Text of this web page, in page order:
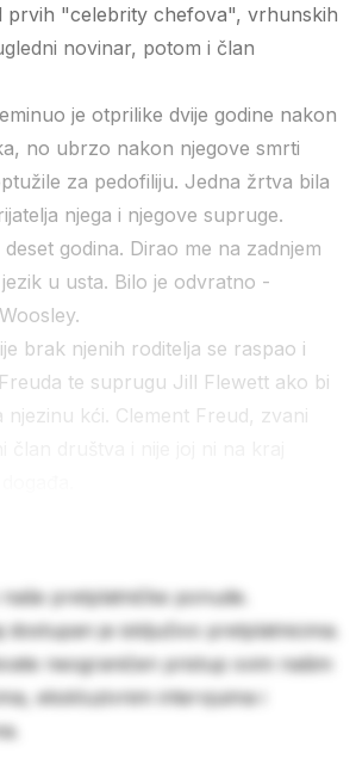
prvih "celebrity chefova", vrhunskih
novinar, potom i član
je otprilike dvije godine nakon
no ubrzo nakon njegove smrti
za pedofiliju. Jedna žrtva bila
njega i njegove supruge.
godina. Dirao me na zadnjem
u usta. Bilo je odvratno -
brak njenih roditelja se raspao i
te suprugu Jill Flewett ako bi
njezinu kći. Clement Freud, zvani
naše pretplatničke ponude.
dostupan je isključivo pretplatnicima.
neograničen pristup svim našim
ekskluzivnim intervjuima i